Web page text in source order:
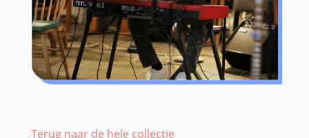
Terug naar de hele collectie